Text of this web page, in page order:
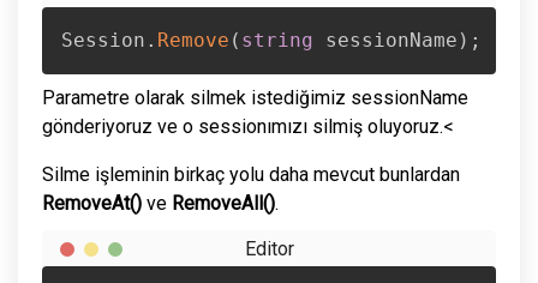
Session . Remove ( string sessionName ) ;
Parametre olarak silmek istediğimiz sessionName
gönderiyoruz ve o sessionımızı silmiş oluyoruz.<
Silme işleminin birkaç yolu daha mevcut bunlardan
RemoveAt() ve RemoveAll().